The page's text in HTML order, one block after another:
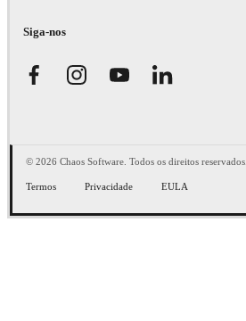
Siga-nos
© 2026 Chaos Software. Todos os direitos reservados.
Termos Privacidade EULA